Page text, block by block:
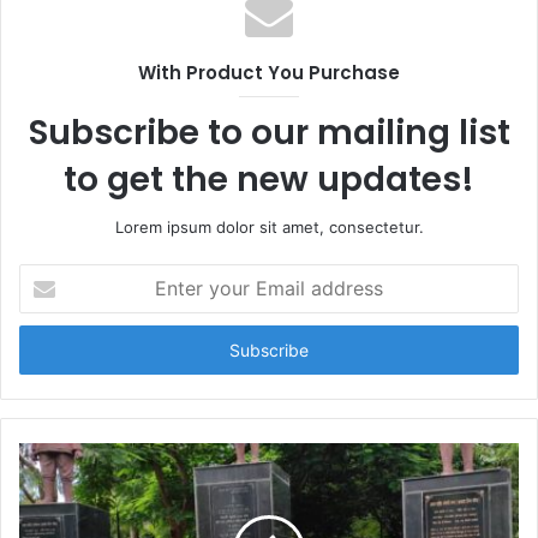
With Product You Purchase
Subscribe to our mailing list
to get the new updates!
Lorem ipsum dolor sit amet, consectetur.
t
r
y
u
r
E
m